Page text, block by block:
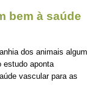
bem à saúde
dos animais algum
estudo aponta
vascular para as